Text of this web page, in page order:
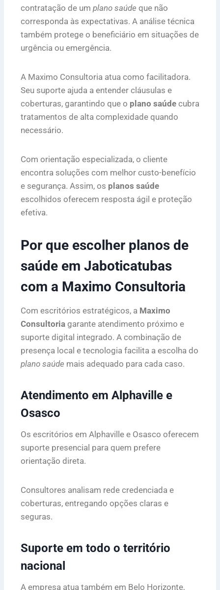
contratação de um plano saúde que não
corresponda às expectativas. A análise técnica
também protege o beneficiário em situações de
urgência ou emergência.
A Maximo Consultoria atua como facilitadora.
Seu suporte ajuda a entender cláusulas e
coberturas, garantindo que o plano saúde cubra
tratamentos de alta complexidade quando
necessário.
Com orientação especializada, o cliente
encontra soluções com melhor custo-benefício
e segurança. Assim, os planos saúde
escolhidos oferecem resposta ágil e proteção
efetiva.
Por que escolher planos de
saúde em Jaboticatubas
com a Maximo Consultoria
Com escritórios estratégicos, a Maximo
Consultoria garante atendimento próximo e
suporte digital integrado. A combinação de
presença local e tecnologia facilita a escolha do
plano saúde mais adequado para cada caso.
Atendimento em Alphaville e
Osasco
Os escritórios em Alphaville e Osasco oferecem
suporte presencial para quem prefere
orientação direta.
Consultores analisam rede credenciada e
coberturas, entregando opções claras e
seguras.
Suporte em todo o território
nacional
A empresa atua também em Belo Horizonte,